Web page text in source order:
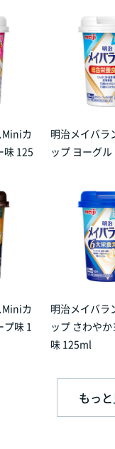
カ
味 125
明治メイバラ
ップ ヨーグ
カ
プ味 1
明治メイバラ
ップ さわや
味 125ml
もっ